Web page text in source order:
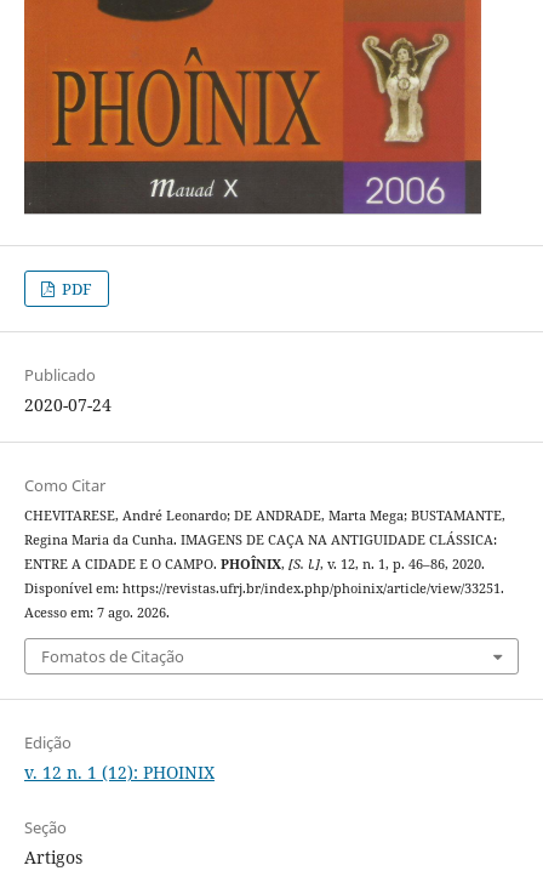
PDF
Publicado
2020-07-24
Como Citar
CHEVITARESE, André Leonardo; DE ANDRADE, Marta Mega; BUSTAMANTE,
Regina Maria da Cunha. IMAGENS DE CAÇA NA ANTIGUIDADE CLÁSSICA:
ENTRE A CIDADE E O CAMPO. PHOÎNIX, [S. l.], v. 12, n. 1, p. 46–86, 2020.
Disponível em: https://revistas.ufrj.br/index.php/phoinix/article/view/33251.
Acesso em: 7 ago. 2026.
Fomatos de Citação
Edição
v. 12 n. 1 (12): PHOINIX
Seção
Artigos